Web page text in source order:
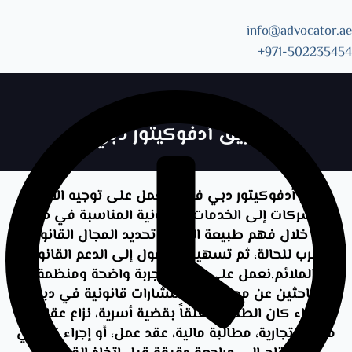
Skip
info@advocator.ae
971-502235454+
فريق أدفوكيتور دبي
يضم أدفوكيتور دبي فريقاً يعمل على توجيه الأفراد
والشركات إلى الخدمات القانونية المناسبة في دبي،
من خلال فهم طبيعة الطلب، تحديد المجال القانوني
الأقرب للحالة، ثم تسهيل الوصول إلى الدعم القانوني
الملائم.نعمل على تقديم تجربة واضحة ومنظمة
للباحثين عن محامين واستشارات قانونية في دبي،
سواء كان الطلب متعلقاً بقضية أسرية، نزاع عقاري،
مسألة تجارية، مطالبة مالية، عقد عمل، أو إجراء قانوني